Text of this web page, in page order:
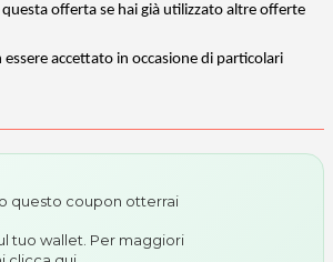
offerta se hai già utilizzato altre offerte
essere accettato in occasione di particolari
questo coupon otterrai
tuo wallet. Per maggiori